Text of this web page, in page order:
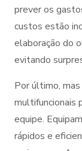
prever os
custos estão
elaboração do
evitando
Por último,
multifuncionais
equipe.
rápidos e